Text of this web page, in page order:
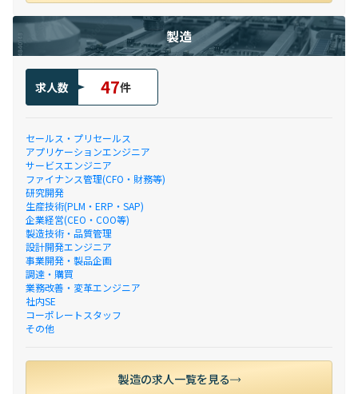
製造
求人数 47件
セールス・プリセールス
アプリケーションエンジニア
サービスエンジニア
ファイナンス管理(CFO・財務等)
研究開発
生産技術(PLM・ERP・SAP)
企業経営(CEO・COO等)
製造技術・品質管理
設計開発エンジニア
事業開発・製品企画
調達・購買
業務改善・変革エンジニア
社内SE
コーポレートスタッフ
その他
製造の求人一覧を見る